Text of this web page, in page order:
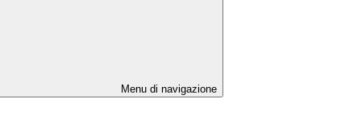
Menu di navigazione